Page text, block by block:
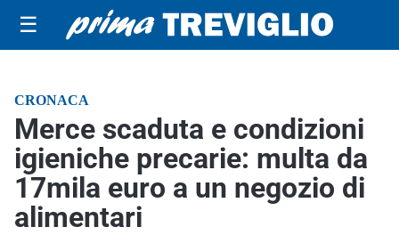
☰
CRONACA
Merce scaduta e condizioni
igieniche precarie: multa da
17mila euro a un negozio di
alimentari